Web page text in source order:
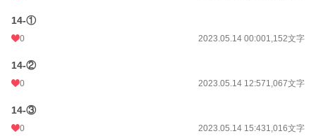
14-①
0 2023.05.14 00:001,152文字
14-②
0 2023.05.14 12:571,067文字
14-③
0 2023.05.14 15:431,016文字